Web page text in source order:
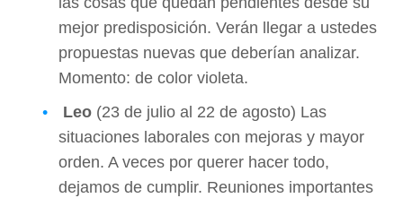
mejor predisposición. Verán llegar a ustedes
propuestas nuevas que deberían analizar.
Momento: de color violeta.
Leo (23 de julio al 22 de agosto) Las
situaciones laborales con mejoras y mayor
orden. A veces por querer hacer todo,
dejamos de cumplir. Reuniones importantes